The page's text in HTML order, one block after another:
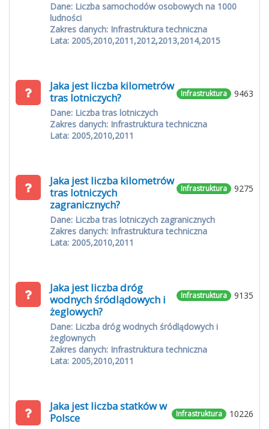
Dane: Liczba samochodów osobowych na 1000
ludności
Zakres danych: Infrastruktura techniczna
Lata: 2005,2010,2011,2012,2013,2014,2015
9463
Infrastruktura
Jaka jest liczba kilometrów
tras lotniczych?
Dane: Liczba tras lotniczych
Zakres danych: Infrastruktura techniczna
Lata: 2005,2010,2011
9275
Infrastruktura
Jaka jest liczba kilometrów
tras lotniczych
zagranicznych?
Dane: Liczba tras lotniczych zagranicznych
Zakres danych: Infrastruktura techniczna
Lata: 2005,2010,2011
9135
Infrastruktura
Jaka jest liczba dróg
wodnych śródlądowych i
żeglowych?
Dane: Liczba dróg wodnych śródlądowych i
żeglownych
Zakres danych: Infrastruktura techniczna
Lata: 2005,2010,2011
10226
Infrastruktura
Jaka jest liczba statków w
Polsce